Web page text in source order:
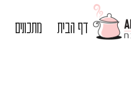
דף הבית מתכונים